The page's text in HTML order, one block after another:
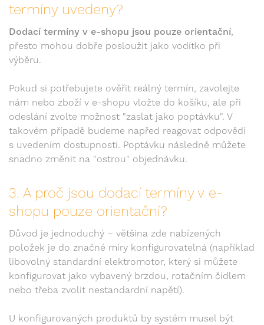
termíny uvedeny?
Dodací termíny v e-shopu jsou pouze orientační,
přesto mohou dobře posloužit jako vodítko při
výběru.
Pokud si potřebujete ověřit reálný termín, zavolejte
nám nebo zboží v e-shopu vložte do košíku, ale při
odeslání zvolte možnost "zaslat jako poptávku". V
takovém případě budeme napřed reagovat odpovědí
s uvedením dostupnosti. Poptávku následně můžete
snadno změnit na "ostrou" objednávku.
3. A proč jsou dodací termíny v e-
shopu pouze orientační?
Důvod je jednoduchý – většina zde nabízených
položek je do značné míry konfigurovatelná (například
libovolný standardní elektromotor, který si můžete
konfigurovat jako vybavený brzdou, rotačním čidlem
nebo třeba zvolit nestandardní napětí).
U konfigurovaných produktů by systém musel být